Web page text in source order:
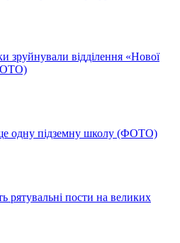
зруйнували відділення «Нової
одну підземну школу (ФОТО)
рятувальні пости на великих